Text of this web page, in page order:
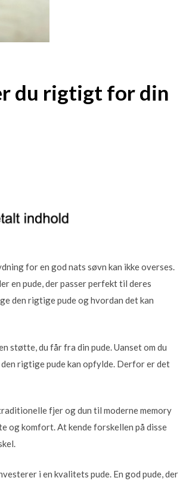
du rigtigt for din
for en god nats søvn kan ikke overses.
en pude, der passer perfekt til deres
den rigtige pude og hvordan det kan
støtte, du får fra din pude. Uanset om du
rigtige pude kan opfylde. Derfor er det
fjer og dun til moderne memory
og komfort. At kende forskellen på disse
i en kvalitets pude. En god pude, der